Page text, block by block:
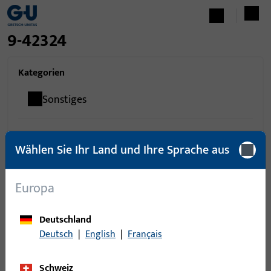
9-42324
Kategorien
Sonstiges
Artikel gefunden
Artikel
Wählen Sie Ihr Land und Ihre Sprache aus
Europa
Deutschland
Deutsch | English | Français